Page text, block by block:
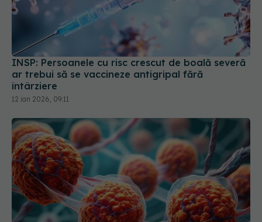
INSP: Persoanele cu risc crescut de boală severă
ar trebui să se vaccineze antigripal fără
întârziere
12 ian 2026, 09:11
EXCLUSIV Vaccinul anti-HPV, eficient pentru